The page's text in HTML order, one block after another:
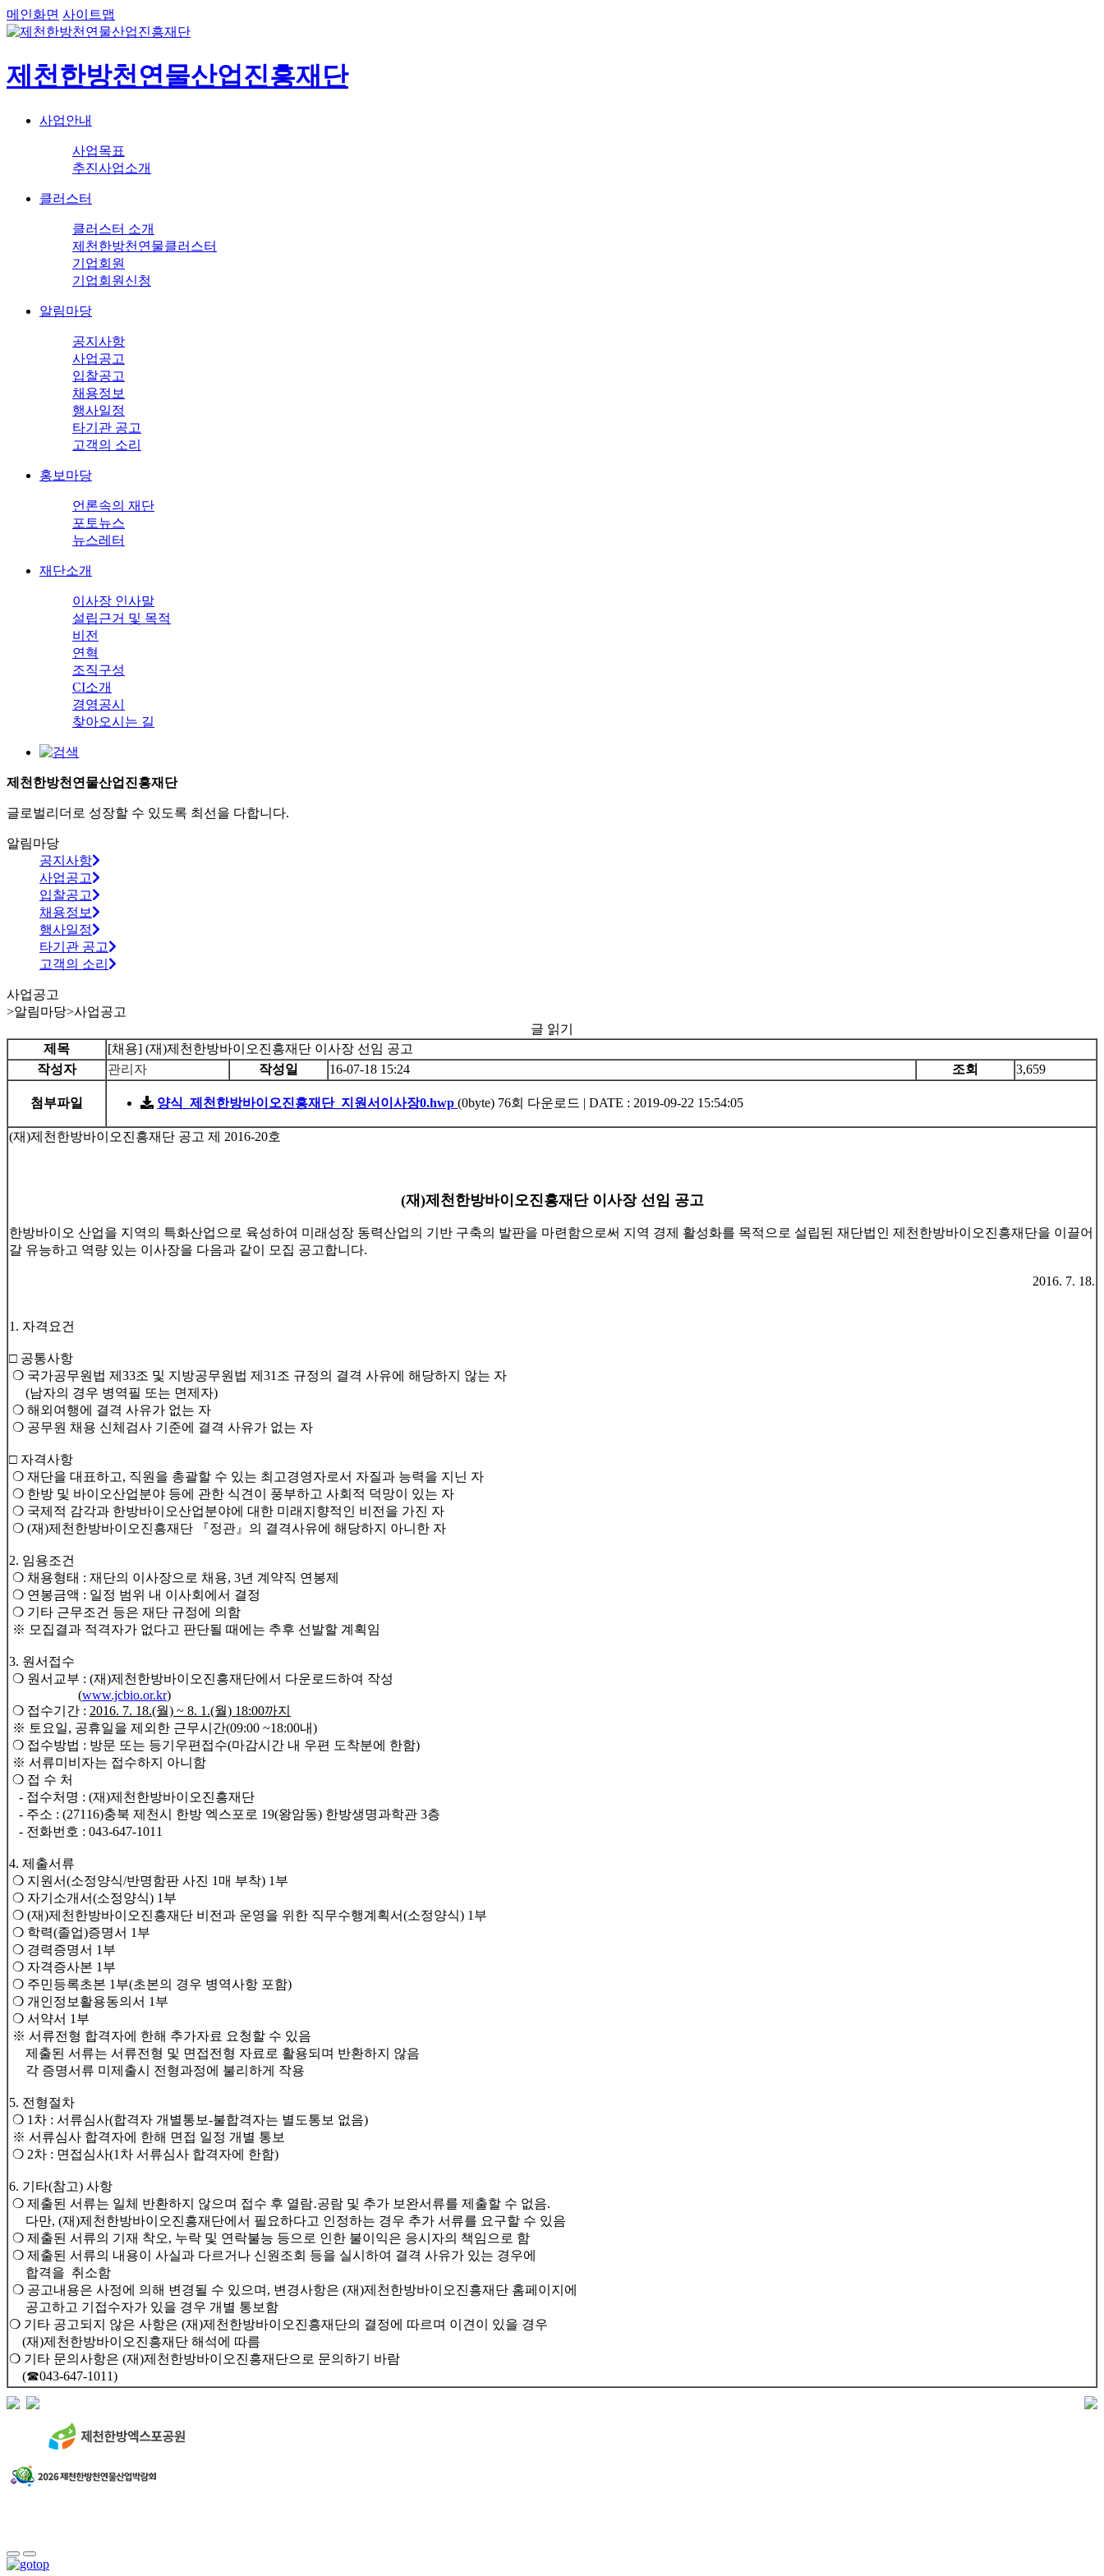
메인화면 사이트맵
제천한방천연물산업진흥재단
사업안내
사업목표
추진사업소개
클러스터
클러스터 소개
제천한방천연물클러스터
기업회원
기업회원신청
알림마당
공지사항
사업공고
입찰공고
채용정보
행사일정
타기관 공고
고객의 소리
홍보마당
언론속의 재단
포토뉴스
뉴스레터
재단소개
이사장 인사말
설립근거 및 목적
비전
연혁
조직구성
CI소개
경영공시
찾아오시는 길
제천한방천연물산업진흥재단
글로벌리더로 성장할 수 있도록 최선을 다합니다.
알림마당
공지사항
사업공고
입찰공고
채용정보
행사일정
타기관 공고
고객의 소리
사업공고
>알림마당>사업공고
글 읽기
제목
[채용] (재)제천한방바이오진흥재단 이사장 선임 공고
작성자
관리자 작성일 16-07-18 15:24 조회 3,659
첨부파일 양식_제천한방바이오진흥재단_지원서이사장0.hwp (0byte) 76회 다운로드 | DATE : 2019-09-22 15:54:05
(재)제천한방바이오진흥재단 공고 제 2016-20호
(재)제천한방바이오진흥재단 이사장 선임 공고
한방바이오 산업을 지역의 특화산업으로 육성하여 미래성장 동력산업의 기반 구축의 발판을 마련함으로써 지역 경제 활성화를 목적으로 설립된 재단법인 제천한방바이오진흥재단을 이끌어
갈 유능하고 역량 있는 이사장을 다음과 같이 모집 공고합니다.
2016. 7. 18.
1. 자격요건
□ 공통사항
❍ 국가공무원법 제33조 및 지방공무원법 제31조 규정의 결격 사유에 해당하지 않는 자
(남자의 경우 병역필 또는 면제자)
❍ 해외여행에 결격 사유가 없는 자
❍ 공무원 채용 신체검사 기준에 결격 사유가 없는 자
□ 자격사항
❍ 재단을 대표하고, 직원을 총괄할 수 있는 최고경영자로서 자질과 능력을 지닌 자
❍ 한방 및 바이오산업분야 등에 관한 식견이 풍부하고 사회적 덕망이 있는 자
❍ 국제적 감각과 한방바이오산업분야에 대한 미래지향적인 비전을 가진 자
❍ (재)제천한방바이오진흥재단 『정관』의 결격사유에 해당하지 아니한 자
2. 임용조건
❍ 채용형태 : 재단의 이사장으로 채용, 3년 계약직 연봉제
❍ 연봉금액 : 일정 범위 내 이사회에서 결정
❍ 기타 근무조건 등은 재단 규정에 의함
※ 모집결과 적격자가 없다고 판단될 때에는 추후 선발할 계획임
3. 원서접수
❍ 원서교부 : (재)제천한방바이오진흥재단에서 다운로드하여 작성
(www.jcbio.or.kr)
❍ 접수기간 : 2016. 7. 18.(월) ~ 8. 1.(월) 18:00까지
※ 토요일, 공휴일을 제외한 근무시간(09:00 ~18:00내)
❍ 접수방법 : 방문 또는 등기우편접수(마감시간 내 우편 도착분에 한함)
※ 서류미비자는 접수하지 아니함
❍ 접 수 처
- 접수처명 : (재)제천한방바이오진흥재단
- 주소 : (27116)충북 제천시 한방 엑스포로 19(왕암동) 한방생명과학관 3층
- 전화번호 : 043-647-1011
4. 제출서류
❍ 지원서(소정양식/반명함판 사진 1매 부착) 1부
❍ 자기소개서(소정양식) 1부
❍ (재)제천한방바이오진흥재단 비전과 운영을 위한 직무수행계획서(소정양식) 1부
❍ 학력(졸업)증명서 1부
❍ 경력증명서 1부
❍ 자격증사본 1부
❍ 주민등록초본 1부(초본의 경우 병역사항 포함)
❍ 개인정보활용동의서 1부
❍ 서약서 1부
※ 서류전형 합격자에 한해 추가자료 요청할 수 있음
제출된 서류는 서류전형 및 면접전형 자료로 활용되며 반환하지 않음
각 증명서류 미제출시 전형과정에 불리하게 작용
5. 전형절차
❍ 1차 : 서류심사(합격자 개별통보-불합격자는 별도통보 없음)
※ 서류심사 합격자에 한해 면접 일정 개별 통보
❍ 2차 : 면접심사(1차 서류심사 합격자에 한함)
6. 기타(참고) 사항
❍ 제출된 서류는 일체 반환하지 않으며 접수 후 열람․공람 및 추가 보완서류를 제출할 수 없음.
다만, (재)제천한방바이오진흥재단에서 필요하다고 인정하는 경우 추가 서류를 요구할 수 있음
❍ 제출된 서류의 기재 착오, 누락 및 연락불능 등으로 인한 불이익은 응시자의 책임으로 함
❍ 제출된 서류의 내용이 사실과 다르거나 신원조회 등을 실시하여 결격 사유가 있는 경우에
합격을 취소함
❍ 공고내용은 사정에 의해 변경될 수 있으며, 변경사항은 (재)제천한방바이오진흥재단 홈페이지에
공고하고 기접수자가 있을 경우 개별 통보함
❍ 기타 공고되지 않은 사항은 (재)제천한방바이오진흥재단의 결정에 따르며 이견이 있을 경우
(재)제천한방바이오진흥재단 해석에 따름
❍ 기타 문의사항은 (재)제천한방바이오진흥재단으로 문의하기 바람
(☎043-647-1011)